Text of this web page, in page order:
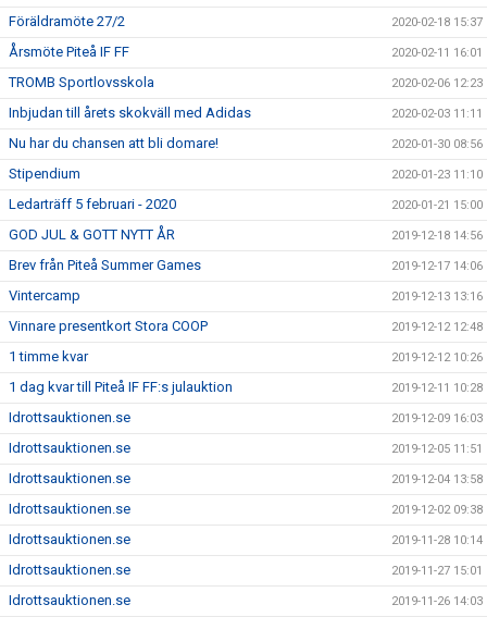
Föräldramöte 27/2 2020-02-18 15:37
Årsmöte Piteå IF FF 2020-02-11 16:01
TROMB Sportlovsskola 2020-02-06 12:23
Inbjudan till årets skokväll med Adidas 2020-02-03 11:11
Nu har du chansen att bli domare! 2020-01-30 08:56
Stipendium 2020-01-23 11:10
Ledarträff 5 februari - 2020 2020-01-21 15:00
GOD JUL & GOTT NYTT ÅR 2019-12-18 14:56
Brev från Piteå Summer Games 2019-12-17 14:06
Vintercamp 2019-12-13 13:16
Vinnare presentkort Stora COOP 2019-12-12 12:48
1 timme kvar 2019-12-12 10:26
1 dag kvar till Piteå IF FF:s julauktion 2019-12-11 10:28
Idrottsauktionen.se 2019-12-09 16:03
Idrottsauktionen.se 2019-12-05 11:51
Idrottsauktionen.se 2019-12-04 13:58
Idrottsauktionen.se 2019-12-02 09:38
Idrottsauktionen.se 2019-11-28 10:14
Idrottsauktionen.se 2019-11-27 15:01
Idrottsauktionen.se 2019-11-26 14:03